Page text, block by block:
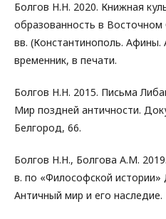
Болгов Н.Н. 2020. Книжная
образованность в
вв. (Константинополь. Афины.
временник, в печати.
Болгов Н.Н. 2015. Письма
Мир поздней античности.
Белгород, 66.
Болгов Н.Н., Болгова А.М.
в. по «Философской истории»
Античный мир и его